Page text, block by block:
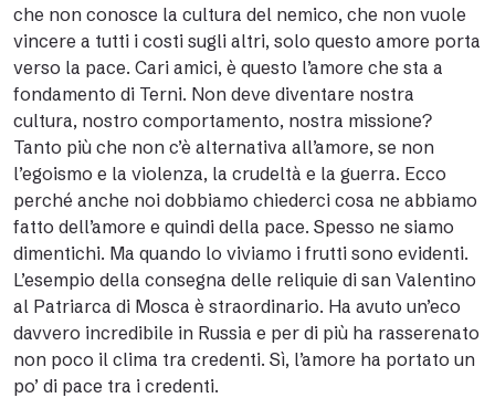
che non conosce la cultura del nemico, che non vuole
vincere a tutti i costi sugli altri, solo questo amore porta
verso la pace. Cari amici, è questo l’amore che sta a
fondamento di Terni. Non deve diventare nostra
cultura, nostro comportamento, nostra missione?
Tanto più che non c’è alternativa all’amore, se non
l’egoismo e la violenza, la crudeltà e la guerra. Ecco
perché anche noi dobbiamo chiederci cosa ne abbiamo
fatto dell’amore e quindi della pace. Spesso ne siamo
dimentichi. Ma quando lo viviamo i frutti sono evidenti.
L’esempio della consegna delle reliquie di san Valentino
al Patriarca di Mosca è straordinario. Ha avuto un’eco
davvero incredibile in Russia e per di più ha rasserenato
non poco il clima tra credenti. Sì, l’amore ha portato un
po’ di pace tra i credenti.